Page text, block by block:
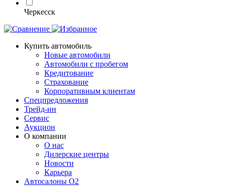
Черкесск
Купить автомобиль
Новые автомобили
Автомобили с пробегом
Кредитование
Страхование
Корпоративным клиентам
Спецпредложения
Трейд-ин
Сервис
Аукцион
О компании
О нас
Дилерские центры
Новости
Карьера
Автосалоны O2